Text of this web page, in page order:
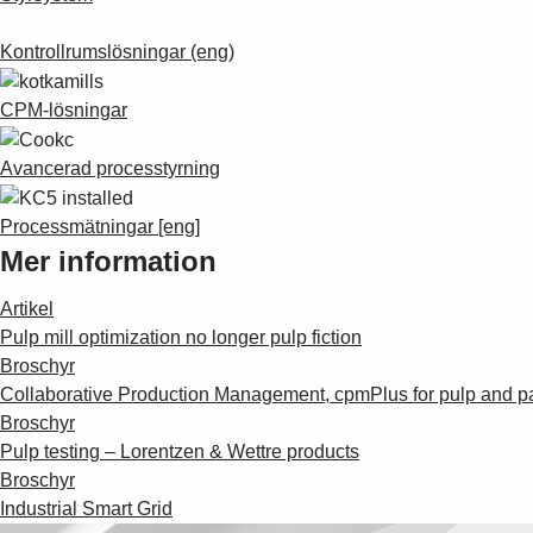
Kontrollrumslösningar (eng)
CPM-lösningar
Avancerad processtyrning
Processmätningar [eng]
Mer information
Artikel
Pulp mill optimization no longer pulp fiction
Broschyr
Collaborative Production Management, cpmPlus for pulp and
Broschyr
Pulp testing – Lorentzen & Wettre products
Broschyr
Industrial Smart Grid